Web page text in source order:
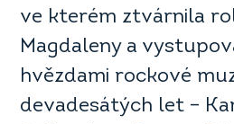
ve kterém ztvárnila
Magdaleny a
hvězdami rockové
devadesátých let –